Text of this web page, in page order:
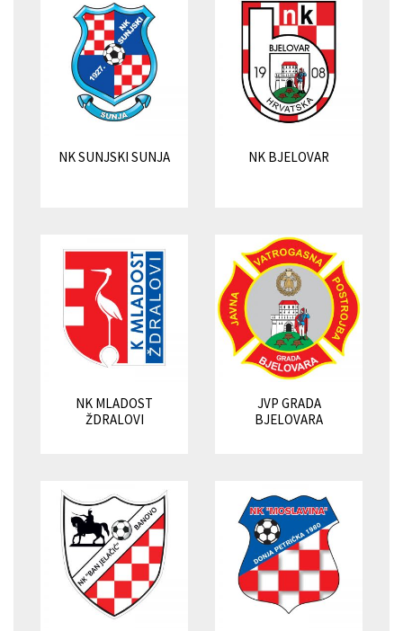
NK SUNJSKI SUNJA NK BJELOVAR
NK MLADOST
ŽDRALOVI
JVP GRADA
BJELOVARA